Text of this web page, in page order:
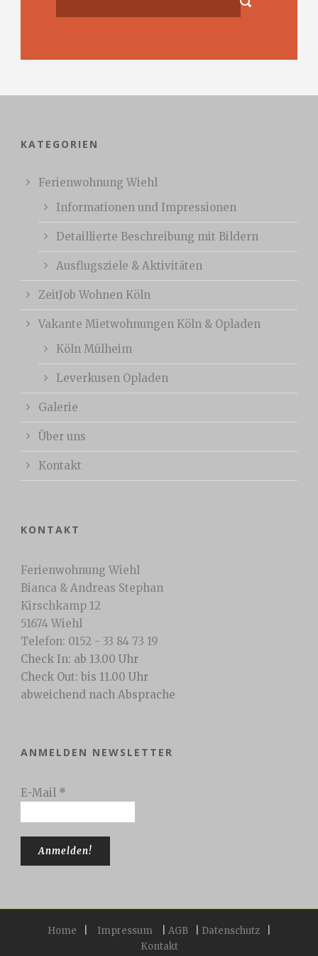
KATEGORIEN
Ferienwohnung Wiehl
Informationen und Impressionen
Detaillierte Beschreibung mit Bildern
Ausflugsziele & Aktivitäten
ZeitJob Wohnen Köln
Vakante Mietwohnungen Köln & Opladen
Köln Mülheim
Leverkusen Opladen
Galerie
Über uns
Kontakt
KONTAKT
Ferienwohnung Wiehl
Bianca & Andreas Stephan
Kirschkamp 12
51674 Wiehl
Telefon: 0152 - 33 84 73 19
Check In: ab 13.00 Uhr
Check Out: bis 11.00 Uhr
abweichend nach Absprache
ANMELDEN NEWSLETTER
E-Mail *
Home Impressum AGB Datenschutz
Kontakt